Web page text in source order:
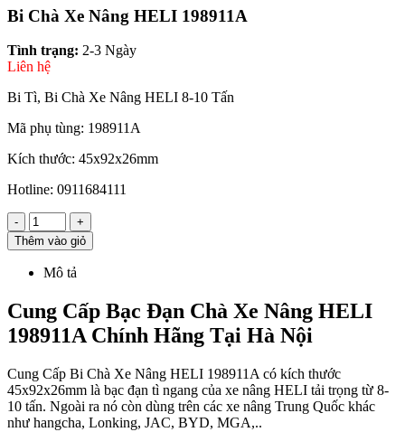
Bi Chà Xe Nâng HELI 198911A
Tình trạng: 2-3 Ngày
Liên hệ
Bi Tì, Bi Chà Xe Nâng HELI 8-10 Tấn
Mã phụ tùng: 198911A
Kích thước: 45x92x26mm
Hotline: 0911684111
-
+
Thêm vào giỏ
Mô tả
Cung Cấp Bạc Đạn Chà Xe Nâng HELI
198911A Chính Hãng Tại Hà Nội
Cung Cấp Bi Chà Xe Nâng HELI 198911A có kích thước
45x92x26mm là bạc đạn tì ngang của xe nâng HELI tải trọng từ 8-
10 tấn. Ngoài ra nó còn dùng trên các xe nâng Trung Quốc khác
như hangcha, Lonking, JAC, BYD, MGA,..